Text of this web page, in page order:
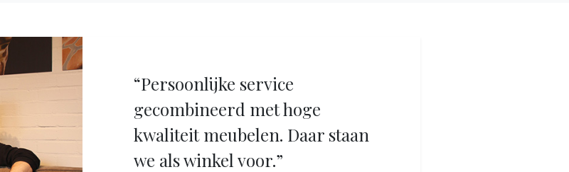
“Persoonlijke service
gecombineerd met hoge
kwaliteit meubelen. Daar staan
we als winkel voor.”